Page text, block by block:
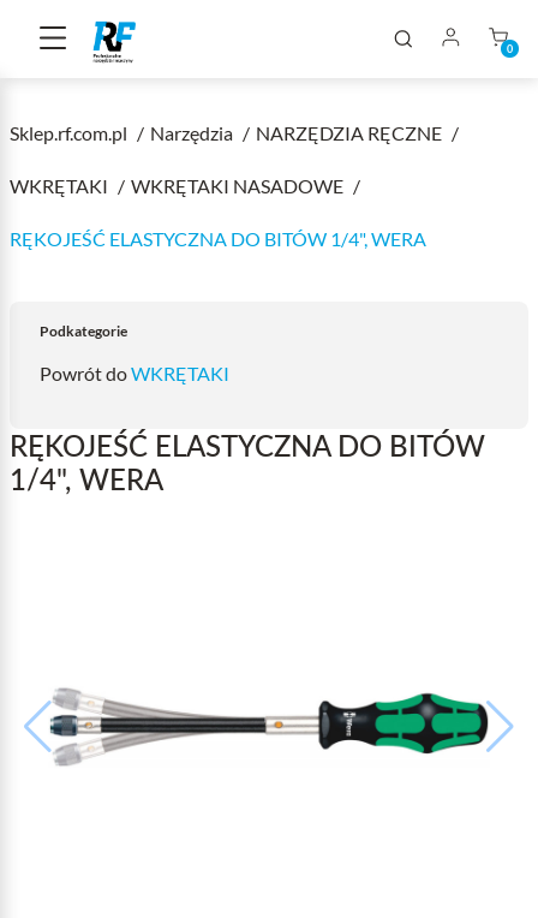
0
Sklep.rf.com.pl Narzędzia NARZĘDZIA RĘCZNE
WKRĘTAKI WKRĘTAKI NASADOWE
RĘKOJEŚĆ ELASTYCZNA DO BITÓW 1/4", WERA
Podkategorie
Powrót doWKRĘTAKI
RĘKOJEŚĆ ELASTYCZNA DO BITÓW
1/4", WERA